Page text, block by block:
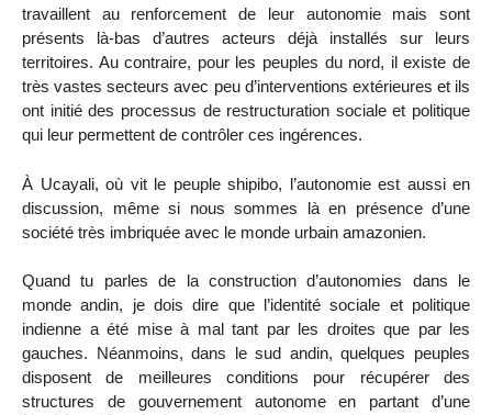
travaillent au renforcement de leur autonomie mais sont
présents là-bas d’autres acteurs déjà installés sur leurs
territoires. Au contraire, pour les peuples du nord, il existe de
très vastes secteurs avec peu d’interventions extérieures et ils
ont initié des processus de restructuration sociale et politique
qui leur permettent de contrôler ces ingérences.
À Ucayali, où vit le peuple shipibo, l’autonomie est aussi en
discussion, même si nous sommes là en présence d’une
société très imbriquée avec le monde urbain amazonien.
Quand tu parles de la construction d’autonomies dans le
monde andin, je dois dire que l’identité sociale et politique
indienne a été mise à mal tant par les droites que par les
gauches. Néanmoins, dans le sud andin, quelques peuples
disposent de meilleures conditions pour récupérer des
structures de gouvernement autonome en partant d’une